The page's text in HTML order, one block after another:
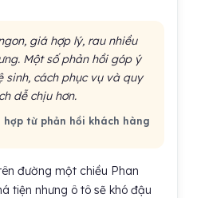
giá hợp lý, rau nhiều
Một số phản hồi góp ý
sinh, cách phục vụ và quy
dễ chịu hơn.
từ phản hồi khách hàng
đường một chiều Phan
tiện nhưng ô tô sẽ khó đậu